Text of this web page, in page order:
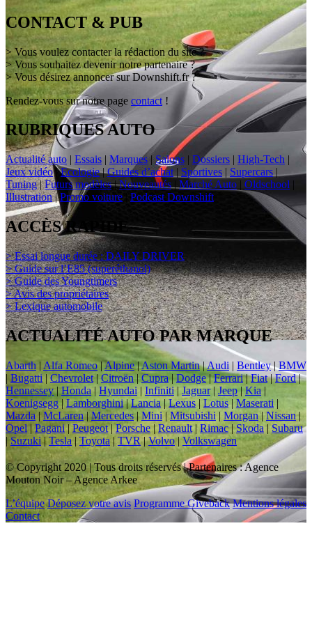
CONTACT & PUB
> Vous voulez contacter la rédaction du site ?
> Vous souhaitez devenir notre partenaire ?
> Vous désirez annoncer sur Downshift.fr ?
Rendez-vous sur notre page contact !
RUBRIQUES AUTO
Actualité auto | Essais | Marques |Salons | Dossiers | High-Tech |
Jeux vidéo|Ecologie|Guides d’achat | Sportives | Supercars |
Tuning|Futurs modèles|Nouveautés| Marché Auto | Oldschool |
Illustration|Promo voiture Podcast Downshift
ACCÈS RAPIDE
> Essai longue durée : DAILY DRIVER
> Guide sur l’E85 (superéthanol)
> Guide des Youngtimers
> Avis des propriétaires
> Lexique automobile
ACTUALITÉ AUTO PAR MARQUE
Abarth | Alfa Romeo|Alpine|Aston Martin|Audi | Bentley|BMW
| Bugatti|Chevrolet|Citroën |Cupra | Dodge|Ferrari|Fiat|Ford|
Hennessey| Honda| Hyundai |Infiniti | Jaguar| Jeep|Kia |
Koenigsegg|Lamborghini|Lancia|Lexus | Lotus| Maserati |
Mazda |McLaren|Mercedes | Mini | Mitsubishi | Morgan|Nissan|
Opel | Pagani|Peugeot|Porsche | Renault| Rimac|Skoda | Subaru
| Suzuki|Tesla| Toyota | TVR|Volvo|Volkswagen
© Copyright 2020 | Tous droits réservés | Partenaires : Agence
Mouton Noir – Agence Arkee
L’équipe Déposez votre avis Programme Giveback Mentions légales
Contact